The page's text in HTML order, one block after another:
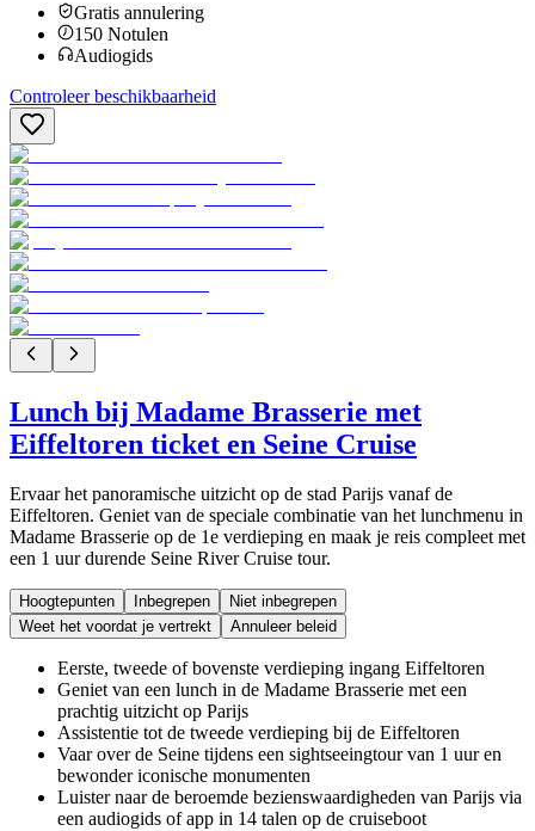
Gratis annulering
150 Notulen
Audiogids
Controleer beschikbaarheid
Lunch bij Madame Brasserie met
Eiffeltoren ticket en Seine Cruise
Ervaar het panoramische uitzicht op de stad Parijs vanaf de
Eiffeltoren. Geniet van de speciale combinatie van het lunchmenu in
Madame Brasserie op de 1e verdieping en maak je reis compleet met
een 1 uur durende Seine River Cruise tour.
Hoogtepunten Inbegrepen
Niet inbegrepen
Weet het voordat je vertrekt
Annuleer beleid
Eerste, tweede of bovenste verdieping ingang Eiffeltoren
Geniet van een lunch in de Madame Brasserie met een
prachtig uitzicht op Parijs
Assistentie tot de tweede verdieping bij de Eiffeltoren
Vaar over de Seine tijdens een sightseeingtour van 1 uur en
bewonder iconische monumenten
Luister naar de beroemde bezienswaardigheden van Parijs via
een audiogids of app in 14 talen op de cruiseboot